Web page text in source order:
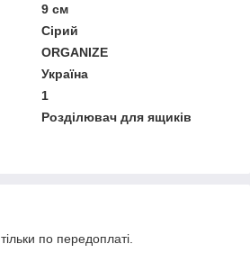
9 см
Сірий
ORGANIZE
Україна
1
Розділювач для ящиків
по передоплаті.